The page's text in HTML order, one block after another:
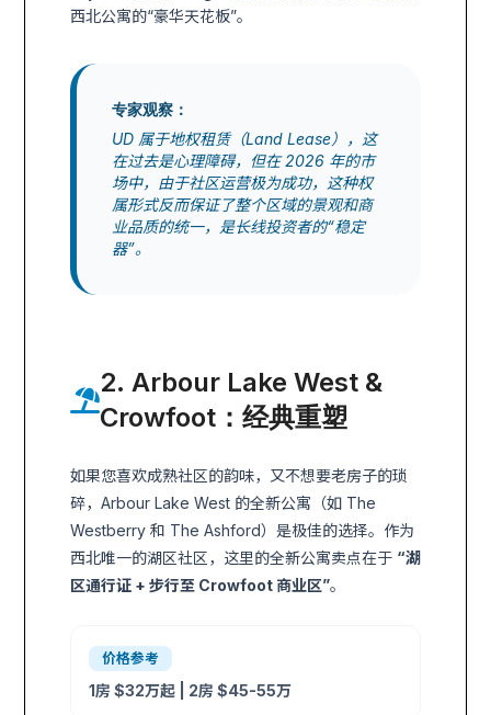
西北公寓的“豪华天花板”。
专家观察：
UD 属于地权租赁（Land Lease），这
在过去是心理障碍，但在 2026 年的市
场中，由于社区运营极为成功，这种权
属形式反而保证了整个区域的景观和商
业品质的统一，是长线投资者的“稳定
器”。
2. Arbour Lake West &
Crowfoot：经典重塑
如果您喜欢成熟社区的韵味，又不想要老房子的琐
碎，Arbour Lake West 的全新公寓（如 The
Westberry 和 The Ashford）是极佳的选择。作为
西北唯一的湖区社区，这里的全新公寓卖点在于 “湖
区通行证 + 步行至 Crowfoot 商业区”。
价格参考
1房 $32万起 | 2房 $45-55万